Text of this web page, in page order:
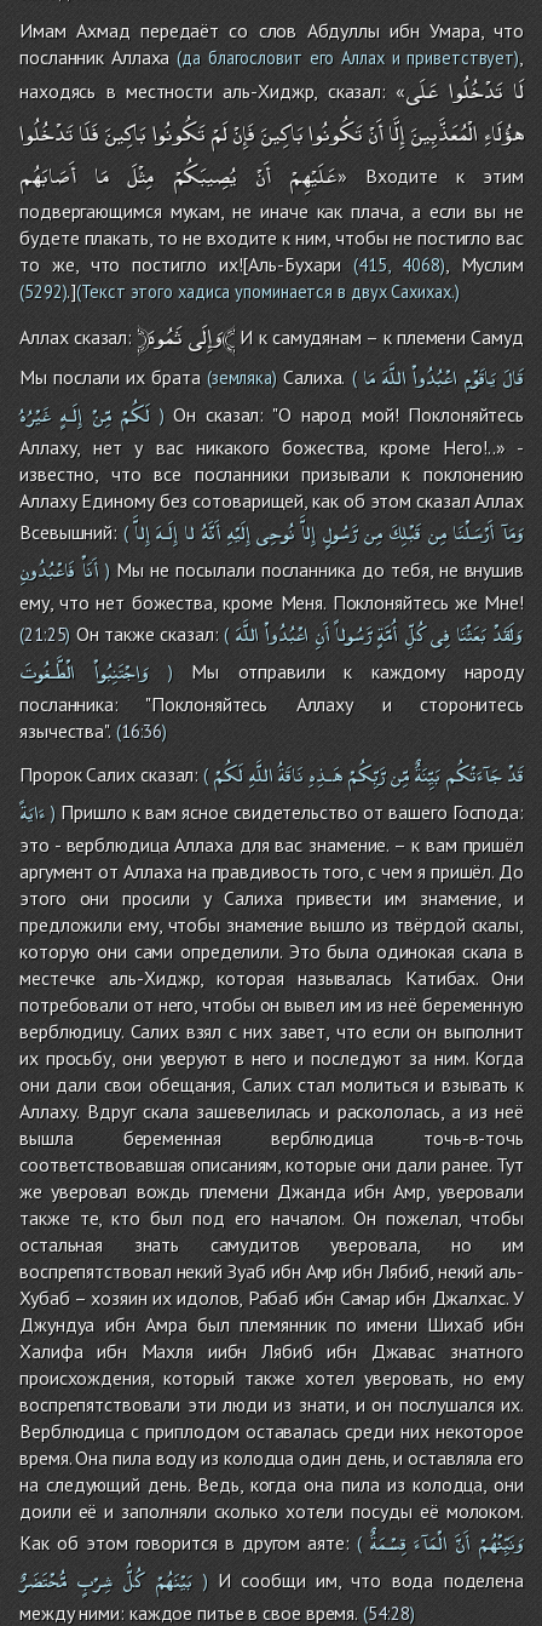
Имам Ахмад передаёт со слов Абдуллы ибн Умара, что
посланник Аллаха (да благословит его Аллах и приветствует)
находясь в местности аль-Хиджр, сказал: «
لَا تَدْخُلُوا عَلَى
هؤُلَاءِالْمُعَذَّبِينَإِلَّاأَنْتَكُونُوابَاكِينَفَإِنْلَمْتَكُونُوابَاكِينَفَلَاتَدْخُلُوا
عَلَيْهِمْ أَنْ يُصِيبَكُمْ مِثْلَ مَا أَصَابَهُم
» Входите к этим
подвергающимся мукам, не иначе как плача, а если вы не
будете плакать, то не входите к ним, чтобы не постигло вас
то же, что постигло их![Аль-Бухари (415, 4068), Муслим
(5292).](Текст этого хадиса упоминается в двух Сахихах.)
Аллах сказал: ﴿وَإِلَىثَمُودَ﴾И к самудянам – к племени Самуд
Мы послали их брата(земляка)Салиха. ( قَالَيَاقَوْمِاعْبُدُواْاللَّهَمَا
لَكُمْ مِّنْ إِلَـهٍ غَيْرُهُ )Он сказал: "О народ мой! Поклоняйтесь
Аллаху, нет у вас никакого божества, кроме Него!..» -
известно, что все посланники призывали к поклонению
Аллаху Единому без сотоварищей, как об этом сказал Аллах
Всевышний: ( وَمَآأَرْسَلْنَامِنقَبْلِكَمِنرَّسُولٍإِلاَّنُوحِىإِلَيْهِأَنَّهُلاإِلَـهَإِلاَّ
أَنَاْفَاعْبُدُونِ ) Мы не посылали посланника до тебя, не внушив
ему, что нет божества, кроме Меня. Поклоняйтесь же Мне!
(21:25) Он также сказал:( وَلَقَدْبَعَثْنَافِىكُلِّأُمَّةٍرَّسُولاًأَنِاعْبُدُواْاللَّهَ
وَاجْتَنِبُواْ الْطَّـغُوتَ )Мы отправили к каждому народу
посланника: "Поклоняйтесь Аллаху и сторонитесь
язычества".(16:36)
Пророк Салих сказал: ( قَدْجَآءَتْكُمبَيِّنَةٌمِّنرَّبِّكُمْهَـذِهِنَاقَةُاللَّهِلَكُمْ
ءَايَةً)Пришло к вам ясное свидетельство от вашего Господа:
это - верблюдица Аллаха для вас знамение. – к вам пришёл
аргумент от Аллаха на правдивость того, с чем я пришёл. До
этого они просили у Салиха привести им знамение, и
предложили ему, чтобы знамение вышло из твёрдой скалы,
которую они сами определили. Это была одинокая скала в
местечке аль-Хиджр, которая называлась Катибах. Они
потребовали от него, чтобы он вывел им из неё беременную
верблюдицу. Салих взял с них завет, что если он выполнит
их просьбу, они уверуют в него и последуют за ним. Когда
они дали свои обещания, Салих стал молиться и взывать к
Аллаху. Вдруг скала зашевелилась и раскололась, а из неё
вышла беременная верблюдица точь-в-точь
соответствовавшая описаниям, которые они дали ранее. Тут
же уверовал вождь племени Джанда ибн Амр, уверовали
также те, кто был под его началом. Он пожелал, чтобы
остальная знать самудитов уверовала, но им
воспрепятствовал некий Зуаб ибн Амр ибн Лябиб, некий аль-
Хубаб – хозяин их идолов, Рабаб ибн Самар ибн Джалхас. У
Джундуа ибн Амра был племянник по имени Шихаб ибн
Халифа ибн Махля иибн Лябиб ибн Джавас знатного
происхождения, который также хотел уверовать, но ему
воспрепятствовали эти люди из знати, и он послушался их.
Верблюдица с приплодом оставалась среди них некоторое
время. Она пила воду из колодца один день, и оставляла его
на следующий день. Ведь, когда она пила из колодца, они
доили её и заполняли сколько хотели посуды её молоком.
Как об этом говорится в другом аяте:( وَنَبِّئْهُمْ أَنَّالْمَآءَقِسْمَةٌ
بَيْنَهُمْ كُلُّ شِرْبٍ مُّحْتَضَرٌ )И сообщи им, что вода поделена
между ними: каждое питье в свое время. (54:28)